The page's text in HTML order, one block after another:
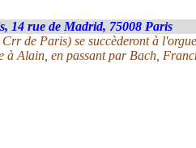
14 rue de Madrid, 75008 Paris
de Paris) se succèderont à
à Alain, en passant par Bach,